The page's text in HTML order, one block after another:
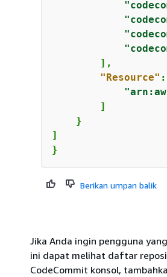
        ],
"Resource"
        ]
    }
]
}
Berikan umpan balik
Jika Anda ingin pengguna
ini dapat melihat daftar
CodeCommit konsol,